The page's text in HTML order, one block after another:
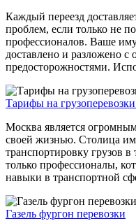
Каждый переезд
проблем, если только не
профессионалов. Ваше
доставлено и разложено
предосторожностями.
Тарифы на
Москва является
своей жизнью. Столица
транспортировку грузов
только профессионалы,
навыки в транспортной
Газель фургон перевозки